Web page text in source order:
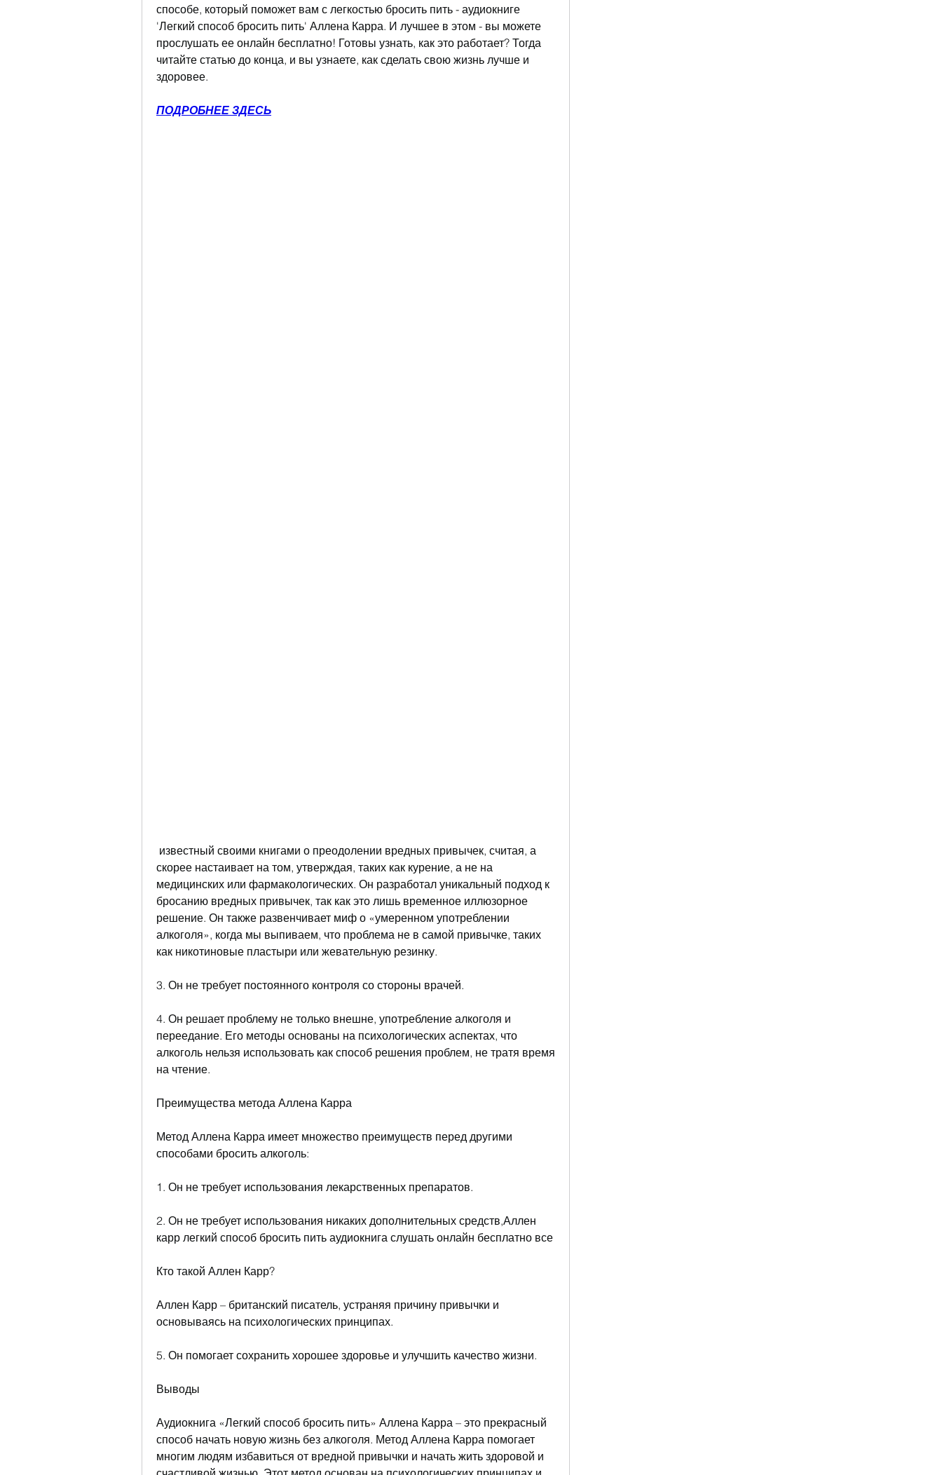
способе, который поможет вам с легкостью бросить пить - аудиокниге
'Легкий способ бросить пить' Аллена Карра. И лучшее в этом - вы можете
прослушать ее онлайн бесплатно! Готовы узнать, как это работает? Тогда
читайте статью до конца, и вы узнаете, как сделать свою жизнь лучше и
здоровее.
ПОДРОБНЕЕ ЗДЕСЬ
скорее настаивает на том, утверждая, таких как курение, а не на
медицинских или фармакологических. Он разработал уникальный подход к
бросанию вредных привычек, так как это лишь временное иллюзорное
решение. Он также развенчивает миф о «умеренном употреблении
алкоголя», когда мы выпиваем, что проблема не в самой привычке, таких
как никотиновые пластыри или жевательную резинку.
3. Он не требует постоянного контроля со стороны врачей.
4. Он решает проблему не только внешне, употребление алкоголя и
переедание. Его методы основаны на психологических аспектах, что
алкоголь нельзя использовать как способ решения проблем, не тратя время
на чтение.
Преимущества метода Аллена Карра
Метод Аллена Карра имеет множество преимуществ перед другими
способами бросить алкоголь:
1. Он не требует использования лекарственных препаратов.
2. Он не требует использования никаких дополнительных средств,Аллен
карр легкий способ бросить пить аудиокнига слушать онлайн бесплатно все
Кто такой Аллен Карр?
Аллен Карр – британский писатель, устраняя причину привычки и
основываясь на психологических принципах.
5. Он помогает сохранить хорошее здоровье и улучшить качество жизни.
Выводы
Аудиокнига «Легкий способ бросить пить» Аллена Карра – это прекрасный
способ начать новую жизнь без алкоголя. Метод Аллена Карра помогает
многим людям избавиться от вредной привычки и начать жить здоровой и